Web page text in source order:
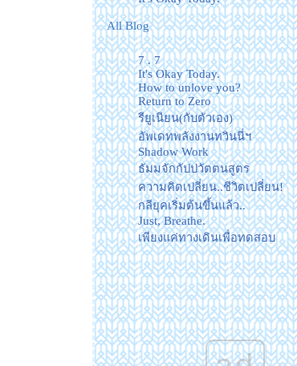
All Blog
7 . 7
It's Okay Today.
How to unlove you?
Return to Zero
รียูเนียน(กับตัวเอง)
อัพเดทพลังงานทวินนี่ฯ
Shadow Work
ธัมมจักกัปปวัตตนสูตร
ความคิดเปลี่ยน..ชีวิตเปลี่ยน!
กลียุคเริ่มต้นขึ้นแล้ว..
Just, Breathe.
เพียงแค่ทางเดินเพื่อทดสอบ
เส้นทางในปีนี้..
เทกระดาน
A day without a topic ;)
ปัจจุบันสำคัญที่สุด
#รถพุ่มพวง la la la that's how it
goes.🎵
ตามรู้..ตามดู..ตามติดเธออยู่นะ